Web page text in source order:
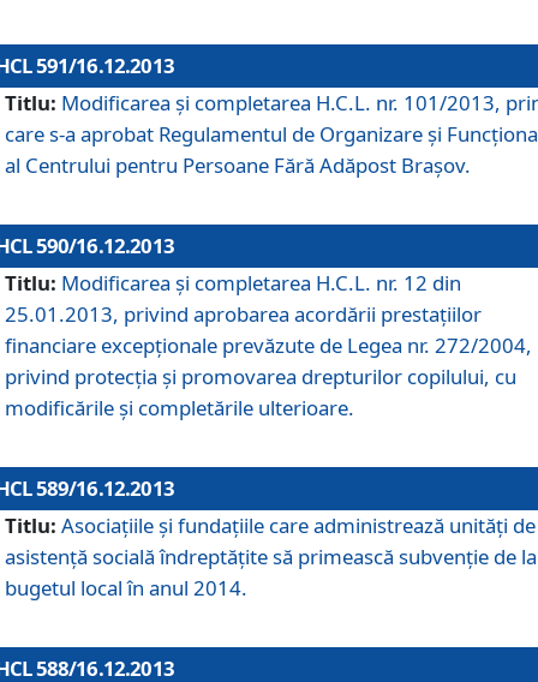
591/16.12.2013
Titlu: Modificarea şi completarea H.C.L. nr. 101/2013,
care s-a aprobat Regulamentul de Organizare şi
al Centrului pentru Persoane Fără Adăpost Braşov.
590/16.12.2013
Titlu: Modificarea şi completarea H.C.L. nr. 12 din
25.01.2013, privind aprobarea acordării prestaţiilor
financiare excepţionale prevăzute de Legea nr. 272/2004,
privind protecţia şi promovarea drepturilor copilului, cu
modificările şi completările ulterioare.
589/16.12.2013
Titlu: Asociaţiile şi fundaţiile care administrează unităţi de
asistenţă socială îndreptăţite să primească subvenţie de la
bugetul local în anul 2014.
588/16.12.2013